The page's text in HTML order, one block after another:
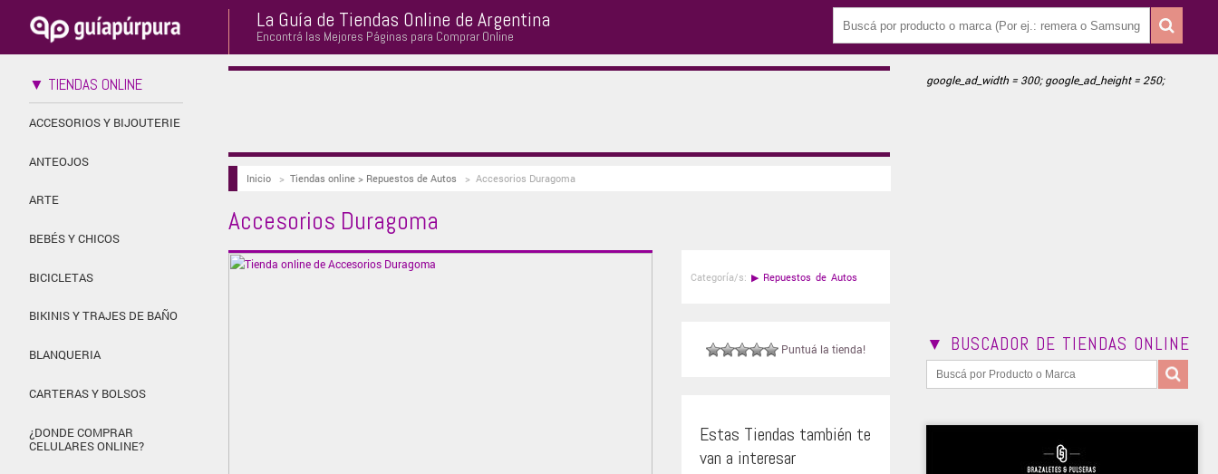
La Guía de Tiendas Online de Argentina
Encontrá las Mejores Páginas para Comprar Online
▼ TIENDAS ONLINE
ACCESORIOS Y BIJOUTERIE
ANTEOJOS
ARTE
BEBÉS Y CHICOS
BICICLETAS
BIKINIS Y TRAJES DE BAÑO
BLANQUERIA
CARTERAS Y BOLSOS
¿DONDE COMPRAR
CELULARES ONLINE?
Inicio> Tiendas online > Repuestos de Autos > Accesorios Duragoma
Accesorios Duragoma
Categoría/s: ▶ Repuestos de Autos
Puntuá la tienda!
Estas Tiendas también te
van a interesar
google_ad_width = 300; google_ad_height = 250;
▼ BUSCADOR DE TIENDAS ONLINE